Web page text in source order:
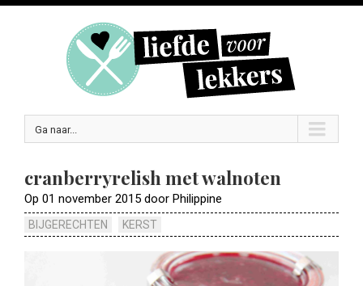
Ga naar...
cranberryrelish met walnoten
Op 01 november 2015 door Philippine
BIJGERECHTEN KERST